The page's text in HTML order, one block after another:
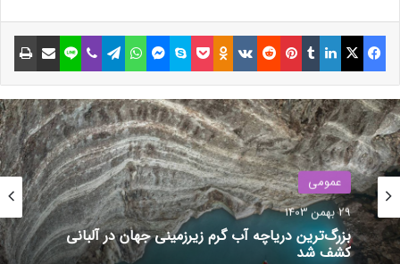
یافت.
فیسبوک ایکس لینکداین تامبلر پینتریست Reddit
VKontakte
Odnoklassniki پاکت اسکایپ مسنجر واتس آپ تلگرام وایبر لاین اشتراک گذاری با ایمیل
عمومی
29 بهمن 1403
بزرگ‌ترین دریاچه آب گرم زیرزمینی جهان در آلبانی
کشف شد